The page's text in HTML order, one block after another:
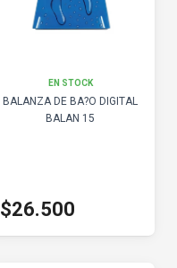
EN STOCK
BALANZA DE BA?O DIGITAL
BALAN 15
$26.500